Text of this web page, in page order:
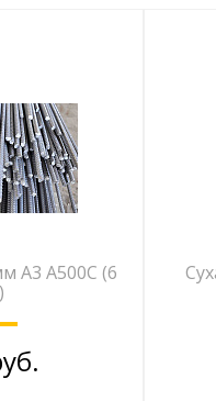
А3 А500С (6